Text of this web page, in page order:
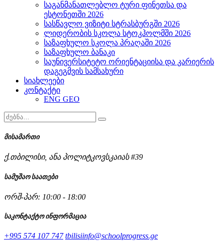
საგანმანათლებლო ტური ფინეთსა და
ესტონეთში 2026
სასწავლო ვიზიტი სტრასბურგში 2026
ლიდერობის სკოლა სტოკჰოლმში 2026
საზაფხულო სკოლა პრაღაში 2026
საზაფხულო ბანაკი
საუნივერსიტეტო ორიენტაციისა და კარიერის
დაგეგმვის სამსახური
სიახლეები
კონტაქტი
ENG GEO
მისამართი
ქ.თბილისი, ანა პოლიტკოვსკაიას #39
სამუშაო საათები
ორშ-პარ: 10:00 - 18:00
საკონტაქტო ინფორმაცია
+995 574 107 747 tbilisiinfo@schoolprogress.ge